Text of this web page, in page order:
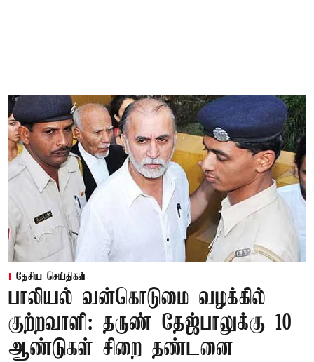
தேசிய செய்திகள்
பாலியல் வன்கொடுமை வழக்கில்
குற்றவாளி: தருண் தேஜ்பாலுக்கு 10
ஆண்டுகள் சிறை தண்டனை